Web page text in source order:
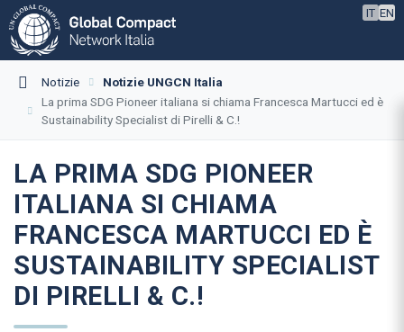
IT EN
Notizie
Notizie UNGCN Italia
La prima SDG Pioneer italiana si chiama Francesca Martucci ed è
Sustainability Specialist di Pirelli & C.!
LA PRIMA SDG PIONEER
ITALIANA SI CHIAMA
FRANCESCA MARTUCCI ED È
SUSTAINABILITY SPECIALIST
DI PIRELLI & C.!